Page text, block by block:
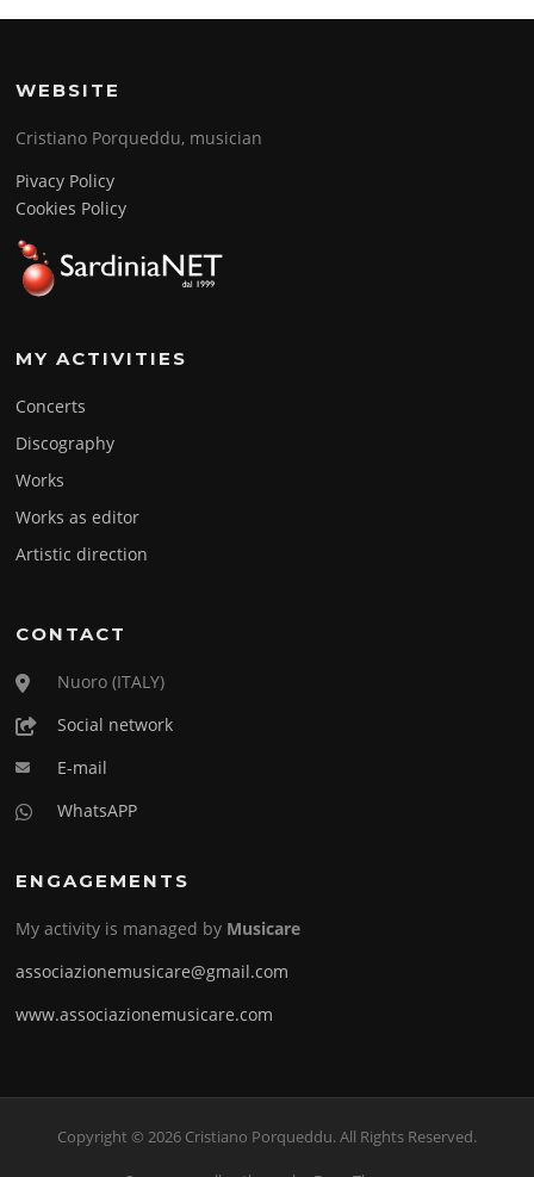
WEBSITE
Cristiano Porqueddu, musician
Pivacy Policy
Cookies Policy
MY ACTIVITIES
Concerts
Discography
Works
Works as editor
Artistic direction
CONTACT
Nuoro (ITALY)
Social network
E-mail
WhatsAPP
ENGAGEMENTS
My activity is managed by Musicare
associazionemusicare@gmail.com
www.associazionemusicare.com
Copyright © 2026 Cristiano Porqueddu. All Rights Reserved.